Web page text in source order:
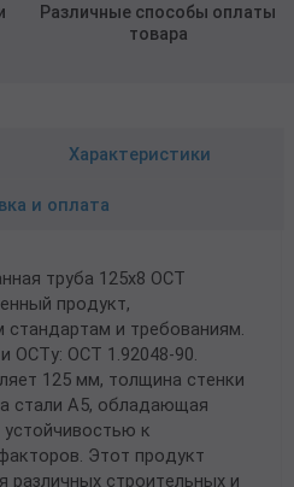
Различные способы оплаты
товара
Характеристики
и оплата
труба 125х8 ОСТ
продукт,
и требованиям.
ОСТу: ОСТ 1.92048-90.
125 мм, толщина стенки
стали А5, обладающая
к
Этот продукт
различных строительных и